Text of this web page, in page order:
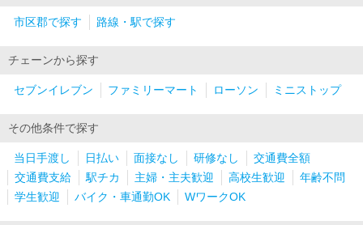
市区郡で探す 路線・駅で探す
チェーンから探す
セブンイレブン ファミリーマート ローソン ミニストップ
その他条件で探す
当日手渡し 日払い 面接なし 研修なし
交通費全額
交通費支給
駅チカ 主婦・主夫歓迎 高校生歓迎
年齢不問
学生歓迎
バイク・車通勤OK WワークOK